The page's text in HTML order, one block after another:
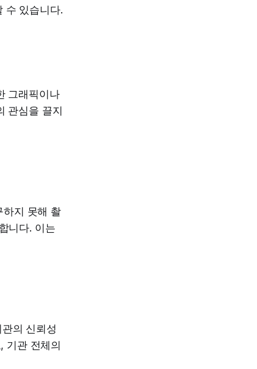
수 있습니다.
그래픽이나
관심을 끌지
하지 못해 촬
니다. 이는
의 신뢰성
기관 전체의